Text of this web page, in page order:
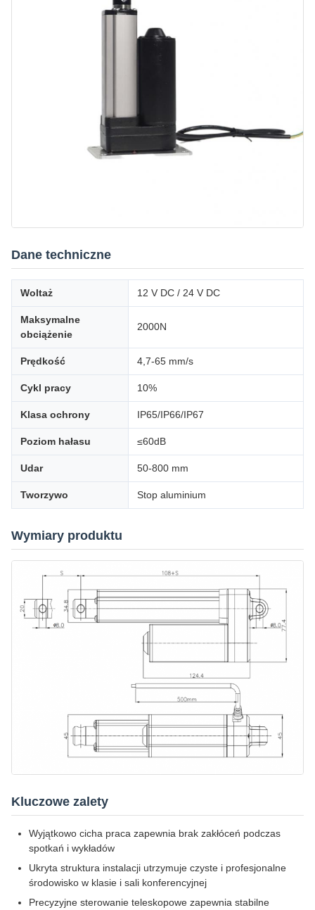
Dane techniczne
Woltaż 12 V DC / 24 V DC
Maksymalne
obciążenie
2000N
Prędkość 4,7-65 mm/s
Cykl pracy 10%
Klasa ochrony IP65/IP66/IP67
Poziom hałasu ≤60dB
Udar 50-800 mm
Tworzywo Stop aluminium
Wymiary produktu
Kluczowe zalety
Wyjątkowo cicha praca zapewnia brak zakłóceń podczas
spotkań i wykładów
Ukryta struktura instalacji utrzymuje czyste i profesjonalne
środowisko w klasie i sali konferencyjnej
Precyzyjne sterowanie teleskopowe zapewnia stabilne